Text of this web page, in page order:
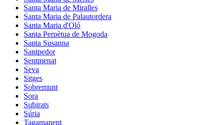
Santa Maria de Miralles
Santa Maria de Palautordera
Santa Maria d'Oló
Santa Perpètua de Mogoda
Santa Susanna
Santpedor
Sentmenat
Seva
Sitges
Sobremunt
Sora
Subirats
Súria
Tagamanent